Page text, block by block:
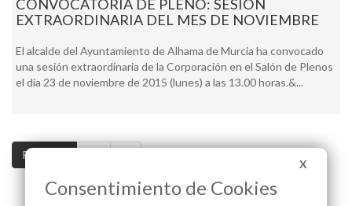
CONVOCATORIA DE PLENO: SESIÓN
EXTRAORDINARIA DEL MES DE NOVIEMBRE
El alcalde del Ayuntamiento de Alhama de Murcia ha convocado
una sesión extraordinaria de la Corporación en el Salón de Plenos
el día 23 de noviembre de 2015 (lunes) a las 13.00 horas.&...
Pag. 1 / 4
X
Consentimiento de Cookies